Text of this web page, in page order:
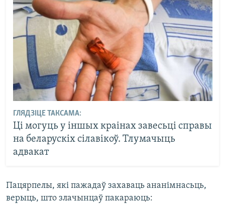
ГЛЯДЗІЦЕ ТАКСАМА:
Ці могуць у іншых краінах завесьці справы
на беларускіх сілавікоў. Тлумачыць
адвакат
Пацярпелы, які пажадаў захаваць ананімнасьць,
верыць, што злачынцаў пакараюць: